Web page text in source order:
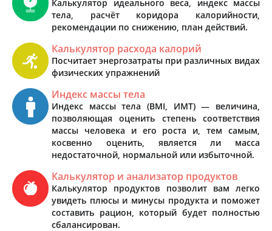
Калькулятор идеального веса, индекс массы
тела, расчёт коридора калорийности,
рекомендации по снижению, план действий.
Калькулятор расхода калорий
Посчитает энергозатраты при различных видах
физических упражнений
Индекс массы тела
Индекс массы тела (BMI, ИМТ) — величина,
позволяющая оценить степень соответствия
массы человека и его роста и, тем самым,
косвенно оценить, является ли масса
недостаточной, нормальной или избыточной.
Калькулятор и анализатор продуктов
Калькулятор продуктов позволит вам легко
увидеть плюсы и минусы продукта и поможет
составить рацион, который будет полностью
сбалансирован.